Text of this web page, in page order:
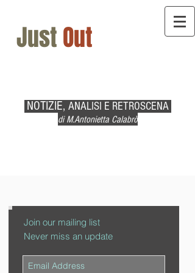
NOTIZIE, ANALISI E RETROSCENA
di M.Antonietta Calabrò
JustOut
Join our mailing list
Never miss an update